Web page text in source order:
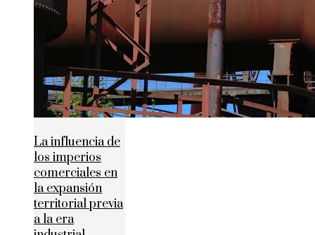
La influencia de
los imperios
comerciales en
la expansión
territorial previa
a la era